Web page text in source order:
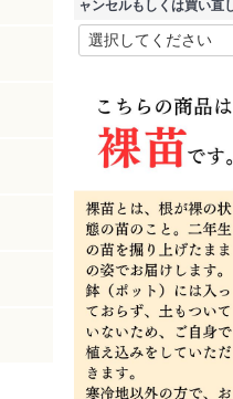
ャンセルもしくは買い直